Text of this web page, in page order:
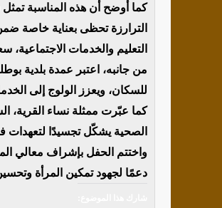
كما أوضح أن هذه المناسبة تمثل
الترارزة تحظى بعناية خاصة
التعليم والخدمات الاجتماعية،
من جانبه، اعتبر عمدة بلدية
للسكان، ويعزز الولوج إلى
كما عبّرت ممثلة نساء القرية،
الصحية يشكّل تجسيدًا لتعهدات
واختتم الحفل بإشراف معالي
دعمًا لجهود تمكين المرأة